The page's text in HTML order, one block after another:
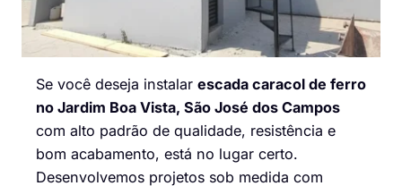
Se você deseja instalar escada caracol de ferro
no Jardim Boa Vista, São José dos Campos
com alto padrão de qualidade, resistência e
bom acabamento, está no lugar certo.
Desenvolvemos projetos sob medida com